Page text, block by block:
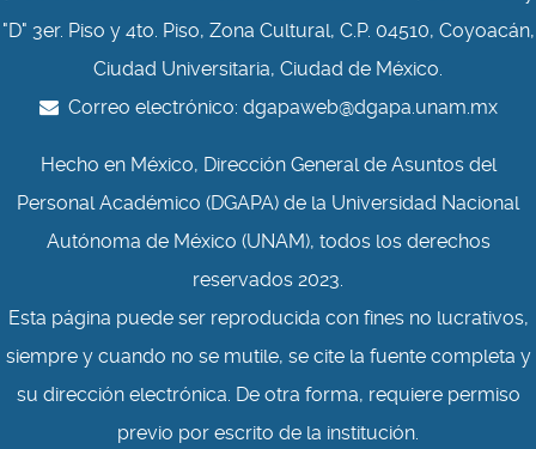
"D" 3er. Piso y 4to. Piso, Zona Cultural, C.P. 04510, Coyoacán,
Ciudad Universitaria, Ciudad de México.
Correo electrónico: dgapaweb@dgapa.unam.mx
Hecho en México, Dirección General de Asuntos del
Personal Académico (DGAPA) de la Universidad Nacional
Autónoma de México (UNAM), todos los derechos
reservados 2023.
Esta página puede ser reproducida con fines no lucrativos,
siempre y cuando no se mutile, se cite la fuente completa y
su dirección electrónica. De otra forma, requiere permiso
previo por escrito de la institución.